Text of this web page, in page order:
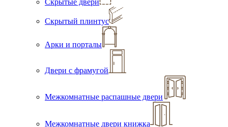
Скрытые двери
Скрытый плинтус
Арки и порталы
Двери с фрамугой
Межкомнатные распашные двери
Межкомнатные двери книжка